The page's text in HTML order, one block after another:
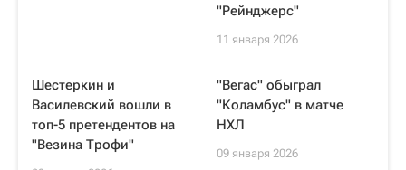
"Рейнджерс"
11 января 2026
Шестеркин и
Василевский вошли в
топ-5 претендентов на
"Везина Трофи"
"Вегас" обыграл
"Коламбус" в матче
НХЛ
09 января 2026